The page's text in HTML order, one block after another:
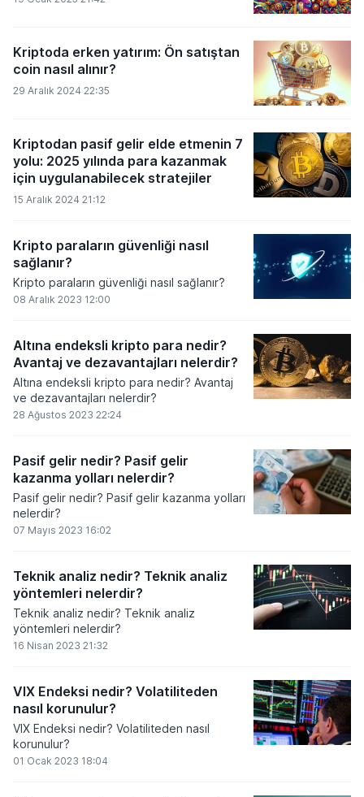
Kriptoda erken yatırım: Ön satıştan
coin nasıl alınır?
29 Aralık 2024 22:35
Kriptodan pasif gelir elde etmenin 7
yolu: 2025 yılında para kazanmak
için uygulanabilecek stratejiler
15 Aralık 2024 21:12
Kripto paraların güvenliği nasıl
sağlanır?
Kripto paraların güvenliği nasıl sağlanır?
08 Aralık 2023 12:00
Altına endeksli kripto para nedir?
Avantaj ve dezavantajları nelerdir?
Altına endeksli kripto para nedir? Avantaj
ve dezavantajları nelerdir?
28 Ağustos 2023 22:24
Pasif gelir nedir? Pasif gelir
kazanma yolları nelerdir?
Pasif gelir nedir? Pasif gelir kazanma yolları
nelerdir?
07 Mayıs 2023 16:02
Teknik analiz nedir? Teknik analiz
yöntemleri nelerdir?
Teknik analiz nedir? Teknik analiz
yöntemleri nelerdir?
16 Nisan 2023 21:32
VIX Endeksi nedir? Volatiliteden
nasıl korunulur?
VIX Endeksi nedir? Volatiliteden nasıl
korunulur?
01 Ocak 2023 18:04